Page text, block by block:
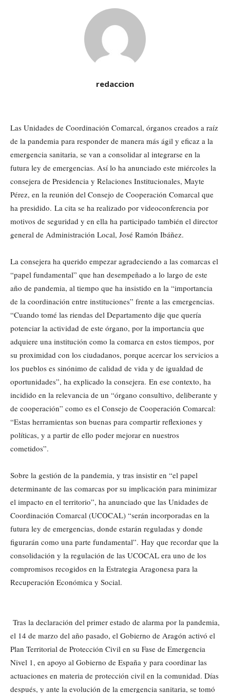
redaccion
Las Unidades de Coordinación Comarcal, órganos creados a raíz
de la pandemia para responder de manera más ágil y eficaz a la
emergencia sanitaria, se van a consolidar al integrarse en la
futura ley de emergencias. Así lo ha anunciado este miércoles la
consejera de Presidencia y Relaciones Institucionales, Mayte
Pérez, en la reunión del Consejo de Cooperación Comarcal que
ha presidido. La cita se ha realizado por videoconferencia por
motivos de seguridad y en ella ha participado también el director
general de Administración Local, José Ramón Ibáñez.
La consejera ha querido empezar agradeciendo a las comarcas el
“papel fundamental” que han desempeñado a lo largo de este
año de pandemia, al tiempo que ha insistido en la “importancia
de la coordinación entre instituciones” frente a las emergencias.
“Cuando tomé las riendas del Departamento dije que quería
potenciar la actividad de este órgano, por la importancia que
adquiere una institución como la comarca en estos tiempos, por
su proximidad con los ciudadanos, porque acercar los servicios a
los pueblos es sinónimo de calidad de vida y de igualdad de
oportunidades”, ha explicado la consejera. En ese contexto, ha
incidido en la relevancia de un “órgano consultivo, deliberante y
de cooperación” como es el Consejo de Cooperación Comarcal:
“Estas herramientas son buenas para compartir reflexiones y
políticas, y a partir de ello poder mejorar en nuestros
cometidos”.
Sobre la gestión de la pandemia, y tras insistir en “el papel
determinante de las comarcas por su implicación para minimizar
el impacto en el territorio”, ha anunciado que las Unidades de
Coordinación Comarcal (UCOCAL) “serán incorporadas en la
futura ley de emergencias, donde estarán reguladas y donde
figurarán como una parte fundamental”. Hay que recordar que la
consolidación y la regulación de las UCOCAL era uno de los
compromisos recogidos en la Estrategia Aragonesa para la
Recuperación Económica y Social.
Tras la declaración del primer estado de alarma por la pandemia,
el 14 de marzo del año pasado, el Gobierno de Aragón activó el
Plan Territorial de Protección Civil en su Fase de Emergencia
Nivel 1, en apoyo al Gobierno de España y para coordinar las
actuaciones en materia de protección civil en la comunidad. Días
después, y ante la evolución de la emergencia sanitaria, se tomó